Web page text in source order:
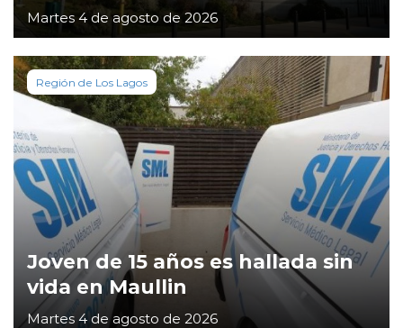
Martes 4 de agosto de 2026
Región de Los Lagos
Joven de 15 años es hallada sin
vida en Maullin
Martes 4 de agosto de 2026